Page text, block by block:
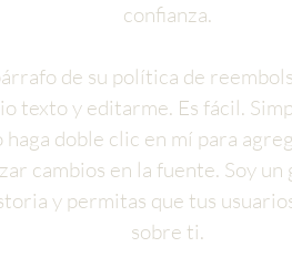
confianza.
de su política de
texto y editarme. Es fácil.
doble clic en mí para
cambios en la fuente. Soy un
y permitas que tus
sobre ti.